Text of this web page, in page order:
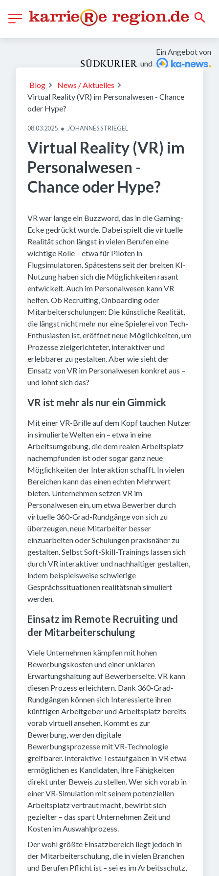
Ein Angebot von
und
Foto: Lategan/peopleimages.com - stock.adobe.com
Blog
News / Aktuelles
Virtual Reality (VR) im Personalwesen - Chance
oder Hype?
08.03.2025 ● JOHANNES STRIEGEL
Virtual Reality (VR) im
Personalwesen -
Chance oder Hype?
VR war lange ein Buzzword, das in die Gaming-
Ecke gedrückt wurde. Dabei spielt die virtuelle
Realität schon längst in vielen Berufen eine
wichtige Rolle – etwa für Piloten in
Flugsimulatoren. Spätestens seit der breiten KI-
Nutzung haben sich die Möglichkeiten rasant
entwickelt. Auch im Personalwesen kann VR
helfen. Ob Recruiting, Onboarding oder
Mitarbeiterschulungen: Die künstliche Realität,
die längst nicht mehr nur eine Spielerei von Tech-
Enthusiasten ist, eröffnet neue Möglichkeiten, um
Prozesse zielgerichteter, interaktiver und
erlebbarer zu gestalten. Aber wie sieht der
Einsatz von VR im Personalwesen konkret aus –
und lohnt sich das?
VR ist mehr als nur ein Gimmick
Mit einer VR-Brille auf dem Kopf tauchen Nutzer
in simulierte Welten ein – etwa in eine
Arbeitsumgebung, die dem realen Arbeitsplatz
nachempfunden ist oder sogar ganz neue
Möglichkeiten der Interaktion schafft. In vielen
Bereichen kann das einen echten Mehrwert
bieten. Unternehmen setzen VR im
Personalwesen ein, um etwa Bewerber durch
virtuelle 360-Grad-Rundgänge von sich zu
überzeugen, neue Mitarbeiter besser
einzuarbeiten oder Schulungen praxisnäher zu
gestalten. Selbst Soft-Skill-Trainings lassen sich
durch VR interaktiver und nachhaltiger gestalten,
indem beispielsweise schwierige
Gesprächssituationen realitätsnah simuliert
werden.
Einsatz im Remote Recruiting und
der Mitarbeiterschulung
Viele Unternehmen kämpfen mit hohen
Bewerbungskosten und einer unklaren
Erwartungshaltung auf Bewerberseite. VR kann
diesen Prozess erleichtern. Dank 360-Grad-
Rundgängen können sich Interessierte ihren
künftigen Arbeitgeber und Arbeitsplatz bereits
vorab virtuell ansehen. Kommt es zur
Bewerbung, werden digitale
Bewerbungsprozesse mit VR-Technologie
greifbarer. Interaktive Testaufgaben in VR etwa
ermöglichen es Kandidaten, ihre Fähigkeiten
direkt unter Beweis zu stellen. Wer sich vorab in
einer VR-Simulation mit seinem potenziellen
Arbeitsplatz vertraut macht, bewirbt sich
gezielter – das spart Unternehmen Zeit und
Kosten im Auswahlprozess.
Der wohl größte Einsatzbereich liegt jedoch in
der Mitarbeiterschulung, die in vielen Branchen
und Berufen Pflicht ist – sei es im Arbeitsschutz,